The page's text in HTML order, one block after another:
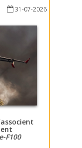
31-07-2026
F100